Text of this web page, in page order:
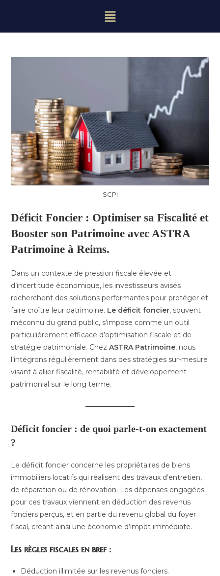
SCPI
Déficit Foncier : Optimiser sa Fiscalité et
Booster son Patrimoine avec ASTRA
Patrimoine à Reims.
Dans un contexte de pression fiscale élevée et
d’incertitude économique, les investisseurs avisés
recherchent des solutions performantes pour protéger et
faire croître leur patrimoine. Le déficit foncier, souvent
méconnu du grand public, s’impose comme un outil
particulièrement efficace d’optimisation fiscale et de
stratégie patrimoniale. ChezASTRA Patrimoine, nous
l’intégrons régulièrement dans des stratégies sur-mesure
visant à allier fiscalité, rentabilité et développement
patrimonial sur le long terme.
Déficit foncier : de quoi parle-t-on exactement
?
Le déficit foncier concerne les propriétaires de biens
immobiliers locatifs qui réalisent des travaux d’entretien,
de réparation ou de rénovation. Les dépenses engagées
pour ces travaux viennent en déduction des revenus
fonciers perçus, et en partie du revenu global du foyer
fiscal, créant ainsi une économie d’impôt immédiate.
Les règles fiscales en bref :
Déduction illimitée sur les revenus fonciers.